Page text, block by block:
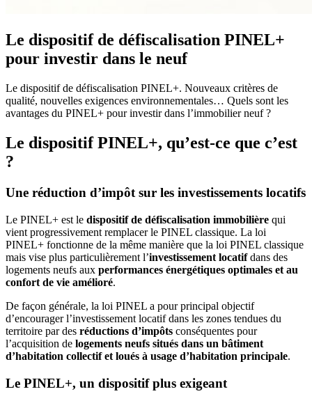
Le dispositif de défiscalisation PINEL+
pour investir dans le neuf
Le dispositif de défiscalisation PINEL+. Nouveaux critères de
qualité, nouvelles exigences environnementales… Quels sont les
avantages du PINEL+ pour investir dans l’immobilier neuf ?
Le dispositif PINEL+, qu’est-ce que c’est
?
Une réduction d’impôt sur les investissements locatifs
Le PINEL+ est le dispositif de défiscalisation immobilière qui
vient progressivement remplacer le PINEL classique. La loi
PINEL+ fonctionne de la même manière que la loi PINEL classique
mais vise plus particulièrement l’investissement locatifdans des
logements neufs aux performances énergétiques optimales et au
confort de vie amélioré.
De façon générale, la loi PINEL a pour principal objectif
d’encourager l’investissement locatif dans les zones tendues du
territoire par des réductions d’impôts conséquentes pour
l’acquisition de logements neufs situés dans un bâtiment
d’habitation collectif et loués à usage d’habitation principale.
Le PINEL+, un dispositif plus exigeant